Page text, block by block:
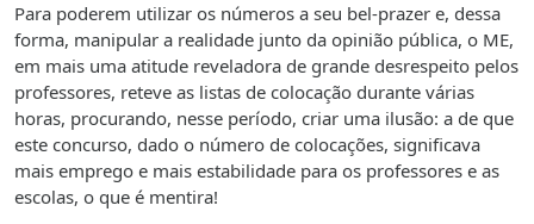
Para poderem utilizar os números a seu bel-prazer e, dessa
forma, manipular a realidade junto da opinião pública, o ME,
em mais uma atitude reveladora de grande desrespeito pelos
professores, reteve as listas de colocação durante várias
horas, procurando, nesse período, criar uma ilusão: a de que
este concurso, dado o número de colocações, significava
mais emprego e mais estabilidade para os professores e as
escolas, o que é mentira!